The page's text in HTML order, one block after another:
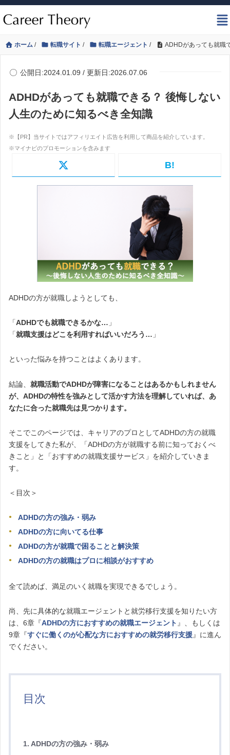
ホーム / 転職サイト / 転職エージェント / ADHDがあっても就職
公開日:2024.01.09 / 更新日:2026.07.06
ADHDがあっても就職できる？ 後悔しない
人生のために知るべき全知識
B!
ADHDの方が就職しようとしても、
「ADHDでも就職できるかな… 」
「就職支援はどこを利用すればいいだろう… 」
といった悩みを持つことはよくあります。
結論、 就職活動でADHDが障害になることはあるかもしれません
が、ADHDの特性を強みとして活かす方法を理解していれば、あ
なたに合った就職先は見つかります。
そこでこのページでは、キャリアのプロとしてADHDの方の就職
支援をしてきた私が、「ADHDの方が就職する前に知っておくべ
きこと」と「おすすめの就職支援サービス」を紹介していきま
す。
＜目次＞
ADHDの方の強み・弱み
ADHDの方に向いてる仕事
ADHDの方が就職で困ることと解決策
ADHDの方の就職はプロに相談がおすすめ
全て読めば、満足のいく就職を実現できるでしょう。
尚、先に具体的な就職エージェントと就労移行支援を知りたい方
は、6章『ADHDの方におすすめの就職エージェント 』、もしくは
9章『すぐに働くのが心配な方におすすめの就労移行支援』に進ん
でください。
目次
1. ADHDの方の強み・弱み